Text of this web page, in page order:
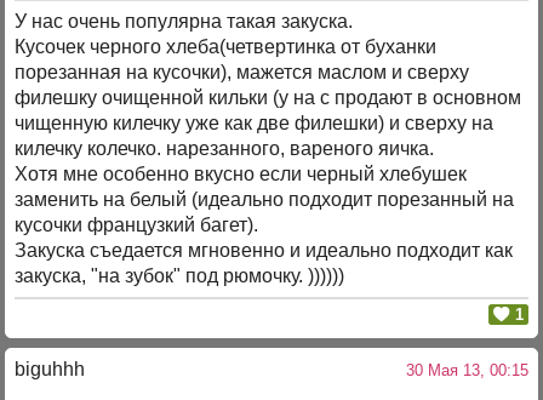
У нас очень популярна такая закуска.
Кусочек черного хлеба(четвертинка от буханки
порезанная на кусочки), мажется маслом и сверху
филешку очищенной кильки (у на с продают в основном
чищенную килечку уже как две филешки) и сверху на
килечку колечко. нарезанного, вареного яичка.
Хотя мне особенно вкусно если черный хлебушек
заменить на белый (идеально подходит порезанный на
кусочки французкий багет).
Закуска съедается мгновенно и идеально подходит как
закуска, "на зубок" под рюмочку. ))))))
1
biguhhh 30 Мая 13, 00:15